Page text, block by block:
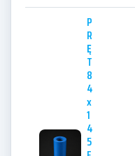
P
R
Ę
T
8
4
x
1
4
5